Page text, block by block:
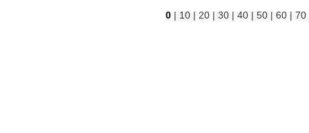
0 | 10 | 20 | 30 | 40 | 50 | 60 | 70